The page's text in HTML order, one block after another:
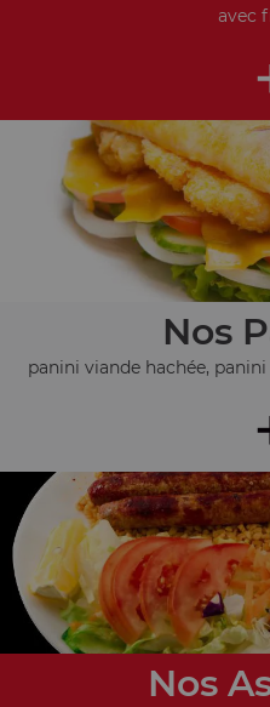
avec
Nos
panini viande hachée,
Nos